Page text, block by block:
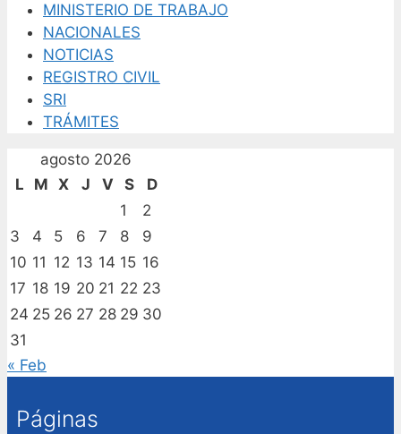
MINISTERIO DE TRABAJO
NACIONALES
NOTICIAS
REGISTRO CIVIL
SRI
TRÁMITES
agosto 2026
L
M X J V S
D
1
2
3
4 5 6 7 8
9
10 11 12 13 14 15 16
17 18 19 20 21 22 23
24 25 26 27 28 29 30
31
« Feb
Páginas